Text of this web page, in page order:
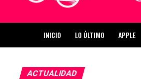
INICIO LO ÚLTIMO APPLE
ACTUALIDAD